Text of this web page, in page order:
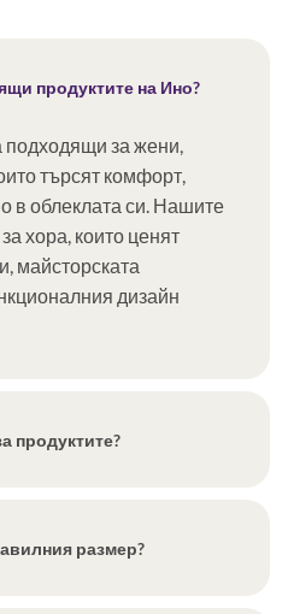
продуктите на Ино?
подходящи за жени,
търсят комфорт,
в облеклата си. Нашите
хора, които ценят
майсторската
дизайн
продуктите?
размер?